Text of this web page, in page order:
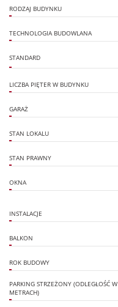
RODZAJ BUDYNKU
TECHNOLOGIA BUDOWLANA
STANDARD
LICZBA PIĘTER W BUDYNKU
GARAŻ
STAN LOKALU
STAN PRAWNY
OKNA
INSTALACJE
BALKON
ROK BUDOWY
PARKING STRZEŻONY (ODLEGŁOŚĆ W
METRACH)